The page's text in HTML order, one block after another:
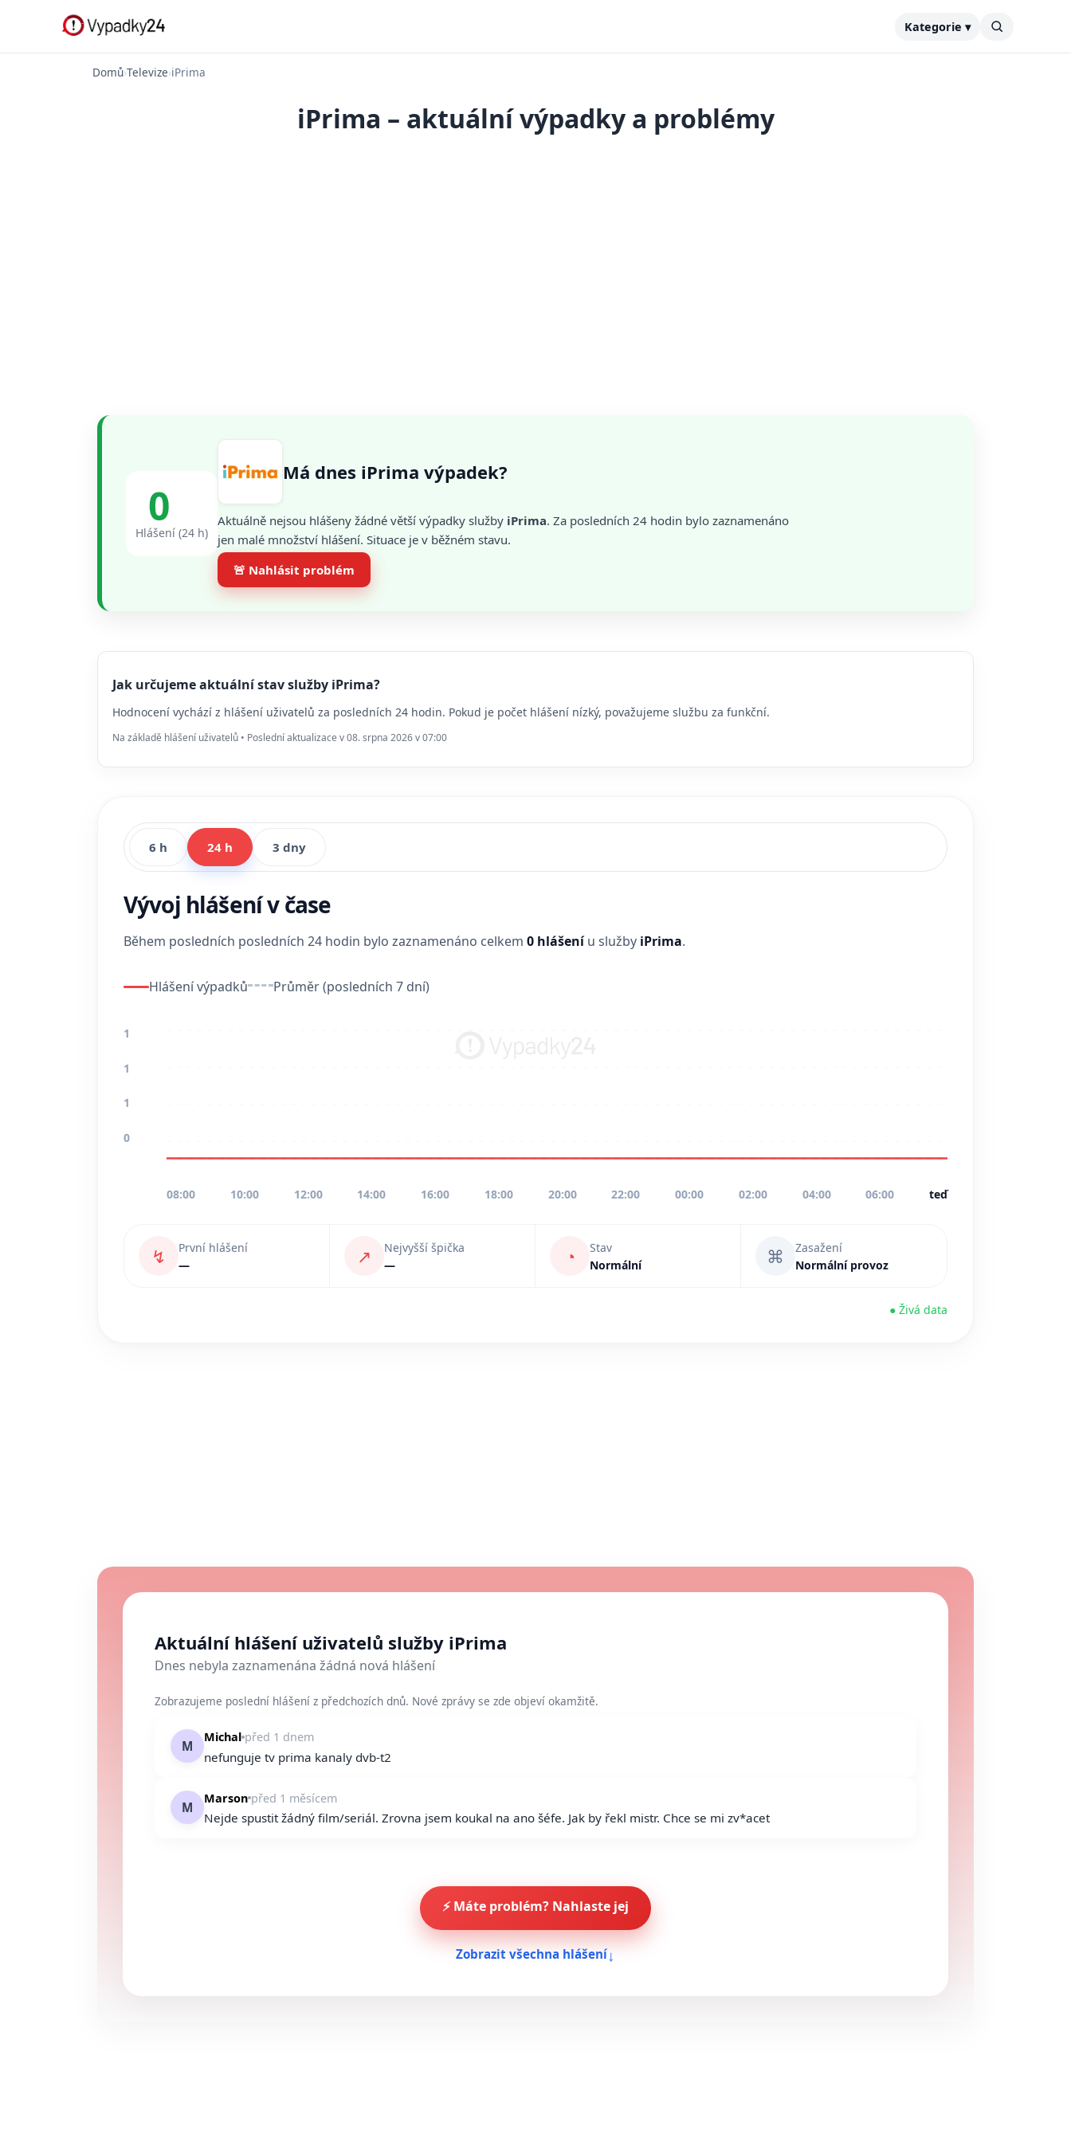
Kategorie ▾
Domů›Televize›iPrima
iPrima – aktuální výpadky a problémy
0
Hlášení (24 h)
Má dnes iPrima výpadek?
Aktuálně nejsou hlášeny žádné větší výpadky služby iPrima. Za posledních 24 hodin bylo zaznamenáno
jen malé množství hlášení. Situace je v běžném stavu.
🚨 Nahlásit problém
Jak určujeme aktuální stav služby iPrima?
Hodnocení vychází z hlášení uživatelů za posledních 24 hodin. Pokud je počet hlášení nízký, považujeme službu za funkční.
Na základě hlášení uživatelů • Poslední aktualizace v 08. srpna 2026 v 07:00
6 h 24 h 3 dny
Vývoj hlášení v čase
Během posledních posledních 24 hodin bylo zaznamenáno celkem 0 hlášeníu služby iPrima.
Hlášení výpadků Průměr (posledních 7 dní)
1
1
1
0
08:00 10:00 12:00 14:00 16:00 18:00 20:00 22:00 00:00 02:00 04:00 06:00 teď
↯
První hlášení
—
↗
Nejvyšší špička
—
◔
Stav
Normální
⌘
Zasažení
Normální provoz
● Živá data
Aktuální hlášení uživatelů služby iPrima
Dnes nebyla zaznamenána žádná nová hlášení
Zobrazujeme poslední hlášení z předchozích dnů. Nové zprávy se zde objeví okamžitě.
M
Michal před 1 dnem
nefunguje tv prima kanaly dvb-t2
M
Marson před 1 měsícem
Nejde spustit žádný film/seriál. Zrovna jsem koukal na ano šéfe. Jak by řekl mistr. Chce se mi zv*acet
⚡ Máte problém? Nahlaste jej
Zobrazit všechna hlášení↓